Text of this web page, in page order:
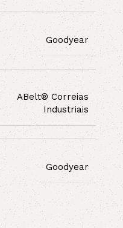
Goodyear
ABelt® Correias
Industriais
Goodyear